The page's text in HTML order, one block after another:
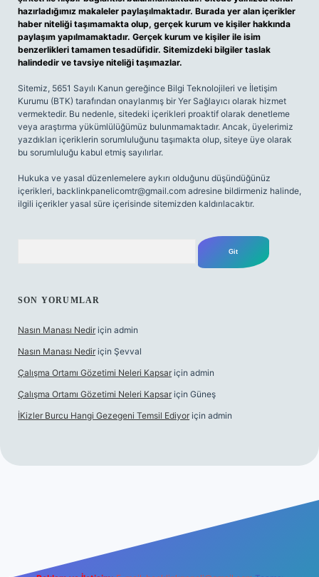
hazırladığımız makaleler paylaşılmaktadır. Burada yer alan içerikler
haber niteliği taşımamakta olup, gerçek kurum ve kişiler hakkında
paylaşım yapılmamaktadır. Gerçek kurum ve kişiler ile isim
benzerlikleri tamamen tesadüfidir. Sitemizdeki bilgiler taslak
halindedir ve tavsiye niteliği taşımazlar.
Sitemiz, 5651 Sayılı Kanun gereğince Bilgi Teknolojileri ve İletişim
Kurumu (BTK) tarafından onaylanmış bir Yer Sağlayıcı olarak hizmet
vermektedir. Bu nedenle, sitedeki içerikleri proaktif olarak denetleme
veya araştırma yükümlülüğümüz bulunmamaktadır. Ancak, üyelerimiz
yazdıkları içeriklerin sorumluluğunu taşımakta olup, siteye üye olarak
bu sorumluluğu kabul etmiş sayılırlar.
Hukuka ve yasal düzenlemelere aykırı olduğunu düşündüğünüz
içerikleri, backlinkpanelicomtr@gmail.com adresine bildirmeniz halinde,
ilgili içerikler yasal süre içerisinde sitemizden kaldırılacaktır.
SON YORUMLAR
Nasın Manası Nedir için admin
Nasın Manası Nedir için Şevval
Çalışma Ortamı Gözetimi Neleri Kapsar için admin
Çalışma Ortamı Gözetimi Neleri Kapsar için Güneş
İKizler Burcu Hangi Gezegeni Temsil Ediyor için admin